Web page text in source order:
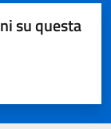
su questa